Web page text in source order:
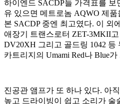
하이엔드 SACDP들 가격표를 보
유 있으면 메트로놈 AQWO 제
본 SACDP 중엔 최고였다. 이 외
애장기 트랜스로터 ZET-3MKII
DV20XH 그리고 골드링 1042 등
카트리지의 Umami Red나 Blue
진공관 앰프가 또 하나 있다. 아
높고 드라이빙이 쉽고 소리가 술